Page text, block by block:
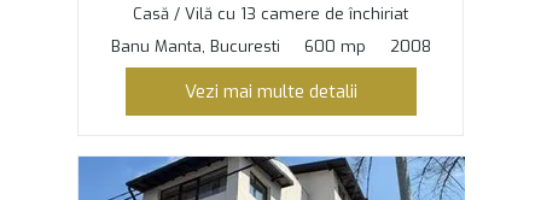
Casă / Vilă cu 13 camere de închiriat
Banu Manta, Bucuresti
600 mp 2008
Vezi mai multe detalii